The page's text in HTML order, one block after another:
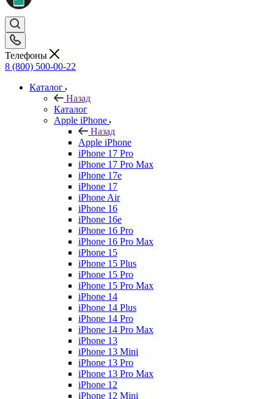
Телефоны
8 (800) 500-00-22
Каталог
Назад
Каталог
Apple iPhone
Назад
Apple iPhone
iPhone 17 Pro
iPhone 17 Pro Max
iPhone 17e
iPhone 17
iPhone Air
iPhone 16
iPhone 16e
iPhone 16 Pro
iPhone 16 Pro Max
iPhone 15
iPhone 15 Plus
iPhone 15 Pro
iPhone 15 Pro Max
iPhone 14
iPhone 14 Plus
iPhone 14 Pro
iPhone 14 Pro Max
iPhone 13
iPhone 13 Mini
iPhone 13 Pro
iPhone 13 Pro Max
iPhone 12
iPhone 12 Mini